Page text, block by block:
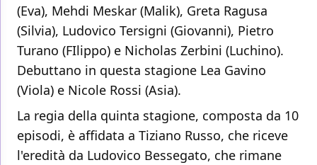
(Eva), Mehdi Meskar (Malik), Greta Ragusa
(Silvia), Ludovico Tersigni (Giovanni), Pietro
Turano (FIlippo) e Nicholas Zerbini (Luchino).
Debuttano in questa stagione Lea Gavino
(Viola) e Nicole Rossi (Asia).
La regia della quinta stagione, composta da 10
episodi, è affidata a Tiziano Russo, che riceve
l'eredità da Ludovico Bessegato, che rimane